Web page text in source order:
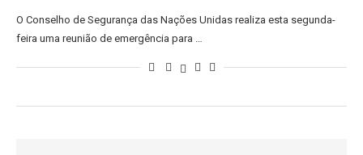
O Conselho de Segurança das Nações Unidas realiza esta segunda-
feira uma reunião de emergência para …